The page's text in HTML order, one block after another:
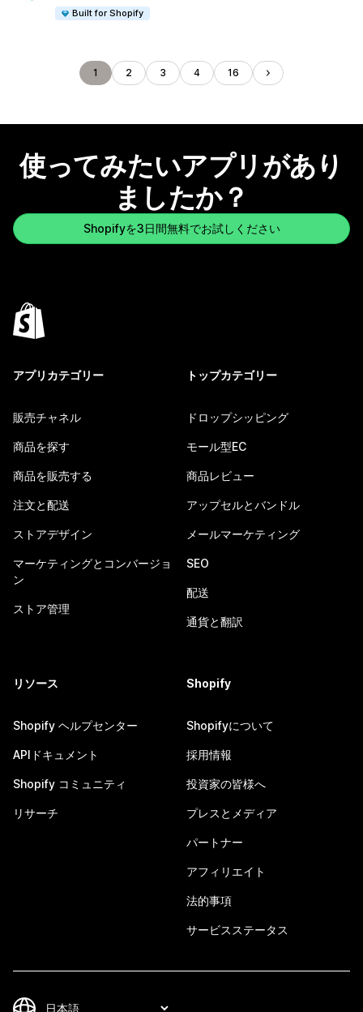
Built for Shopify
1 2 3 4 16
使ってみたいアプリがあり
ましたか？
Shopifyを3日間無料でお試しください
アプリカテゴリー
販売チャネル
商品を探す
商品を販売する
注文と配送
ストアデザイン
マーケティングとコンバージョ
ン
ストア管理
トップカテゴリー
ドロップシッピング
モール型EC
商品レビュー
アップセルとバンドル
メールマーケティング
SEO
配送
通貨と翻訳
リソース
Shopify ヘルプセンター
APIドキュメント
Shopify コミュニティ
リサーチ
Shopify
Shopifyについて
採用情報
投資家の皆様へ
プレスとメディア
パートナー
アフィリエイト
法的事項
サービスステータス